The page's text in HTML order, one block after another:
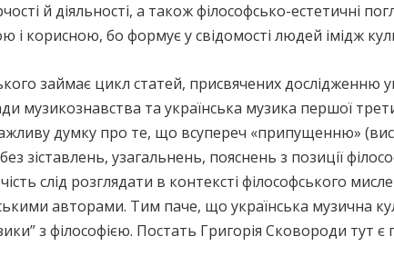
й діяльності, а також філософсько-естетичні
корисною, бо формує у свідомості людей імідж
займає цикл статей, присвячених дослідженню
музикознавства та українська музика першої
думку про те, що всупереч «припущенню»
зіставлень, узагальнень, пояснень з позиції
слід розглядати в контексті філософського
авторами. Тим паче, що українська музична
з філософією. Постать Григорія Сковороди тут